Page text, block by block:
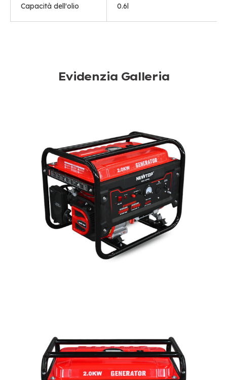
Capacità dell'olio 0.6l
Evidenzia Galleria